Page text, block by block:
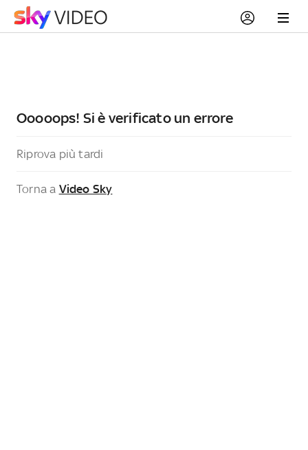
Ooooops! Si è verificato un errore
Riprova più tardi
Torna a Video Sky